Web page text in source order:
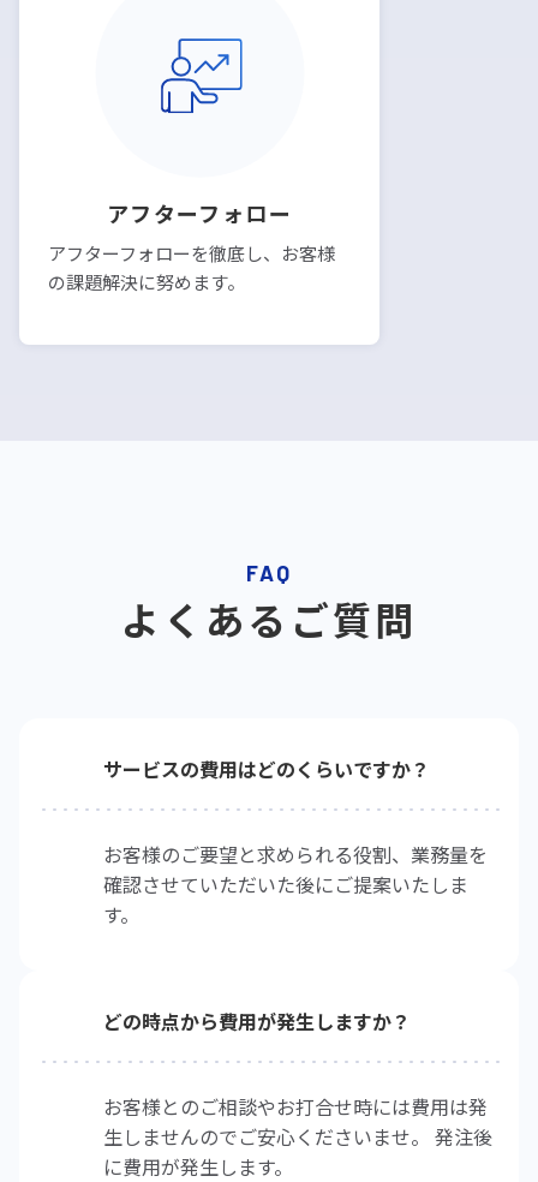
アフターフォロー
アフターフォローを徹底し、お客様
の課題解決に努めます。
FAQ
よくあるご質問
サービスの費用はどのくらいですか？
お客様のご要望と求められる役割、業務量を
確認させていただいた後にご提案いたしま
す。
どの時点から費用が発生しますか？
お客様とのご相談やお打合せ時には費用は発
生しませんのでご安心くださいませ。 発注後
に費用が発生します。